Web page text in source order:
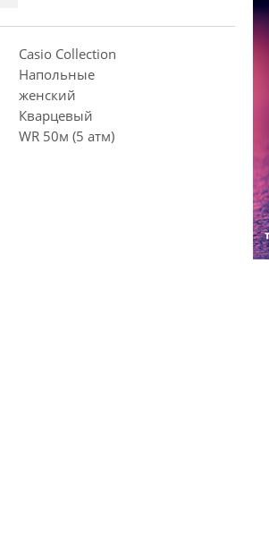
Casio Collection
Напольные
женский
Кварцевый
WR 50м (5 атм)